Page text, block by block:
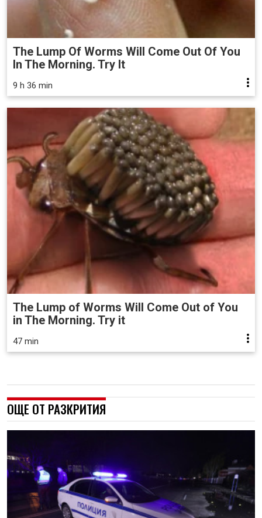
The Lump Of Worms Will Come Out Of You
In The Morning. Try It
9 h 36 min
The Lump of Worms Will Come Out of You
in The Morning. Try it
47 min
ОЩЕ ОТ РАЗКРИТИЯ